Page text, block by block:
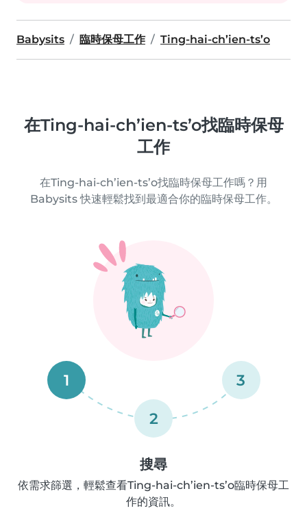
Babysits 臨時保母工作 Ting-hai-ch’ien-ts’o
在Ting-hai-ch’ien-ts’o找臨時保母
工作
在Ting-hai-ch’ien-ts’o找臨時保母工作嗎？用
Babysits 快速輕鬆找到最適合你的臨時保母工作。
1
2
3
搜尋
依需求篩選，輕鬆查看Ting-hai-ch’ien-ts’o臨時保母工
作的資訊。